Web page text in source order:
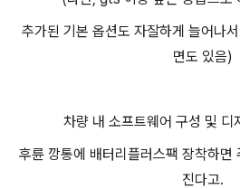
추가된 기본 옵션도 자잘하게 늘어나
면도 있음)
차량 내 소프트웨어 구성 및 디
후륜 깡통에 배터리플러스팩 장착하면
진다고.